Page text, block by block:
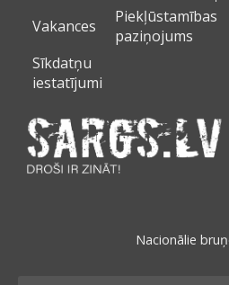
Vakances
Piekļūstamības
paziņojums
Sīkdatņu
iestatījumi
Nacionālie